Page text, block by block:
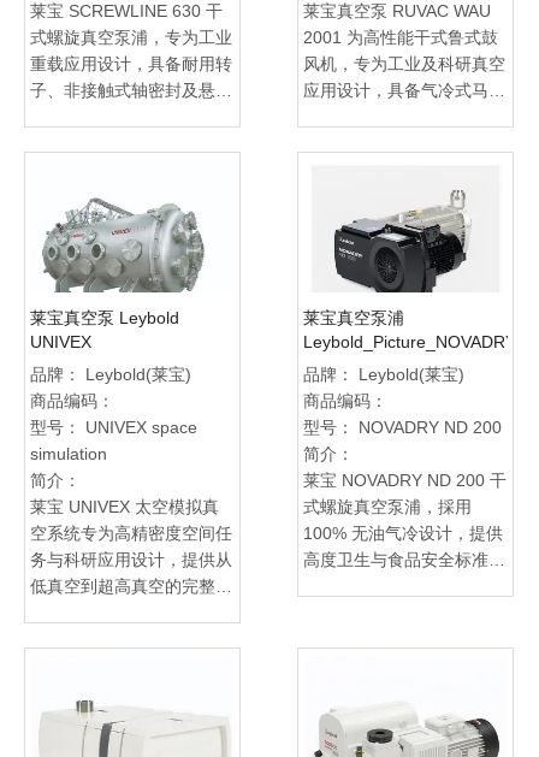
莱宝 SCREWLINE 630 干
式螺旋真空泵浦，专为工业
重载应用设计，具备耐用转
子、非接触式轴密封及悬臂
需求，并提供 ATEX 防爆认
证机型，适用于高要求的化
工、太阳能模组与熔炉应
用。旭豪真空科技有限公司
术支援及售后服务，协助客
率，确保生产稳定可靠。
莱宝真空泵 RUVAC WAU
2001 为高性能干式鲁式鼓
风机，专为工业及科研真空
应用设计，具备气冷式马
品包装、冷冻干燥及大气抽
气等多种工况。旭豪真空科
技提供完整产品资讯、专业
技术支援与售后服务，协助
能并提升产线稳定性，是追
求高可靠性真空解决方案的
首选。
莱宝真空泵 Leybold
UNIVEX
品牌：
Leybold(莱宝)
商品编码：
型号：
UNIVEX space
simulation
简介：
莱宝 UNIVEX 太空模拟真
空系统专为高精密度空间任
务与科研应用设计，提供从
低真空到超高真空的完整测
温度，模拟极端太空条件，
例如火箭重返大气层或航天
莱宝真空泵浦
Leybold_Picture_NOVADRY
ND 200
品牌：
Leybold(莱宝)
商品编码：
型号：
NOVADRY ND 200
简介：
莱宝 NOVADRY ND 200 干
式螺旋真空泵浦，採用
100% 无油气冷设计，提供
高度卫生与食品安全标准，
食品包装、MAP 气调包装
及氧气处理等应用。旭豪真